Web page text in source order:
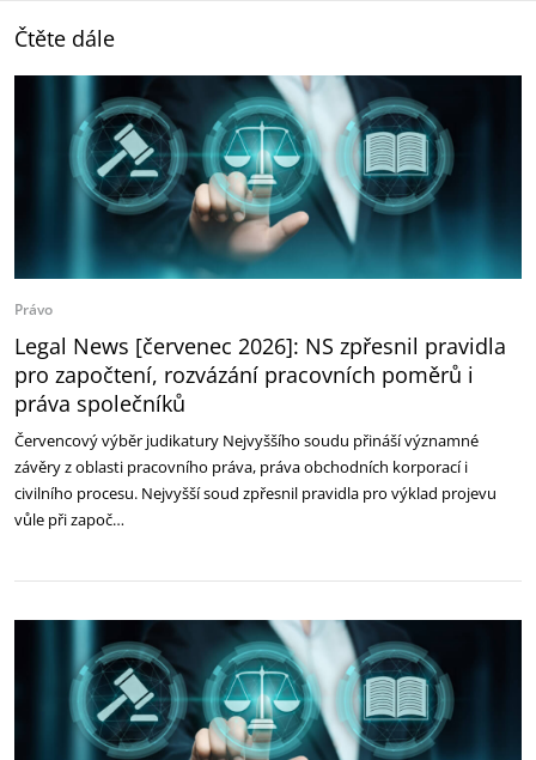
Čtěte dále
Právo
Legal News [červenec 2026]: NS zpřesnil pravidla
pro započtení, rozvázání pracovních poměrů i
práva společníků
Červencový výběr judikatury Nejvyššího soudu přináší významné
závěry z oblasti pracovního práva, práva obchodních korporací i
civilního procesu. Nejvyšší soud zpřesnil pravidla pro výklad projevu
vůle při započ…